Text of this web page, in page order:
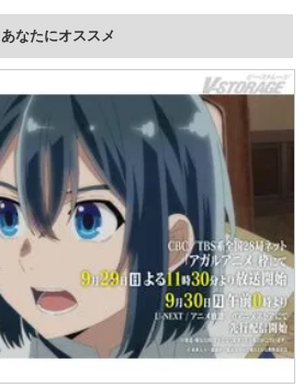
あなたにオススメ